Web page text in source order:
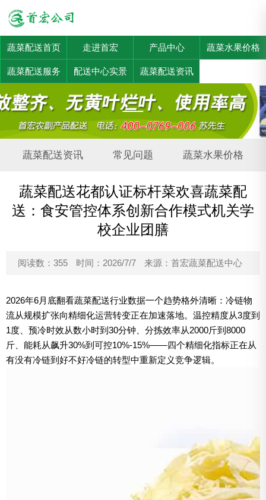
蔬菜配送首页 走进首宏 产品中心 蔬菜水果价格
蔬菜配送服务 配送中心实景 蔬菜配送资讯
蔬菜配送资讯 常见问题 蔬菜水果价格
蔬菜配送花都认证标杆菜欢喜蔬菜配
送：食安管控体系创新合作模式机关学
校企业团膳
阅读数：355 时间：2026/7/7 来源：首宏蔬菜配送中心
2026年6月底翻看蔬菜配送行业数据一个趋势格外清晰：冷链物
流从规模扩张向精细化运营转变正在加速落地。温控精度从3度到
1度、预冷时效从数小时到30分钟、分拣效率从2000斤到8000
斤、能耗从飙升30%到可控10%-15%——四个精细化指标正在从
有没有冷链到好不好冷链的转型中重新定义竞争逻辑。